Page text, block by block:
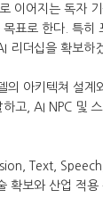
이어지는 독자
표로 한다. 특히
리더십을 확보하
의 아키텍쳐 설
고, AI NPC 및
Text,
확보와 산업 적